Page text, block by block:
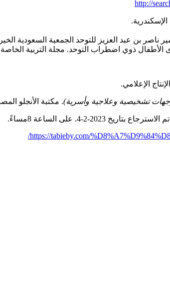
http://
الإسكندرية.
الإعلامي.
تشخيصية وعلاجية وأسرية). مكتبة الأنجلو
https://tabieby.com/